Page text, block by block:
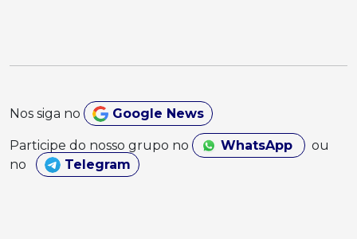
Nos siga no Google News
Participe do nosso grupo no WhatsApp
ou
no
Telegram